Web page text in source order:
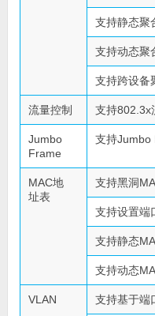
支持静态聚
支持动态聚
支持跨设备
流量控制 支持802.3x
Jumbo
Frame
支持Jumbo
MAC地
址表
支持黑洞
支持设置端
支持静态
支持动态
VLAN 支持基于端